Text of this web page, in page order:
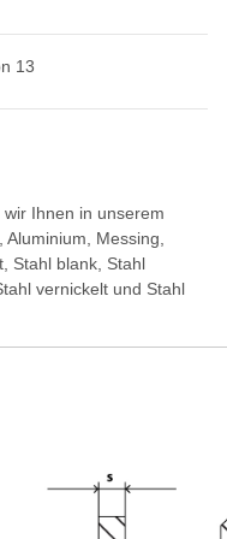
13
Ihnen in unserem
Messing,
Stahl blank, Stahl
vernickelt und Stahl